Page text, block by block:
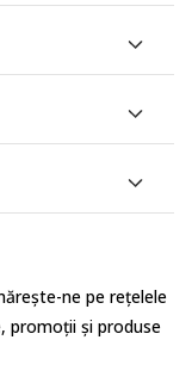
ne pe rețelele
promoții și produse